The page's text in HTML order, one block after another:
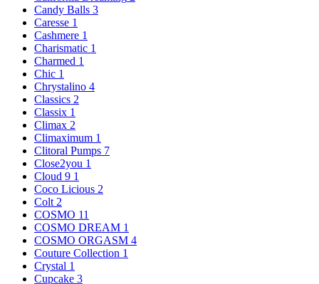
Candy Balls 3
Caresse 1
Cashmere 1
Charismatic 1
Charmed 1
Chic 1
Chrystalino 4
Classics 2
Classix 1
Climax 2
Climaximum 1
Clitoral Pumps 7
Close2you 1
Cloud 9 1
Coco Licious 2
Colt 2
COSMO 11
COSMO DREAM 1
COSMO ORGASM 4
Couture Collection 1
Crystal 1
Cupcake 3